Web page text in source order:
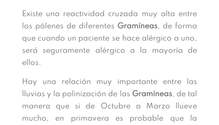
Existe una reactividad cruzada muy alta entre
los pólenes de diferentes Gramíneas, de forma
que cuando un paciente se hace alérgico a uno,
será seguramente alérgico a la mayoría de
ellos.
Hay una relación muy importante entre las
lluvias y la polinización de las Gramíneas, de tal
manera que si de Octubre a Marzo llueve
mucho, en primavera es probable que la